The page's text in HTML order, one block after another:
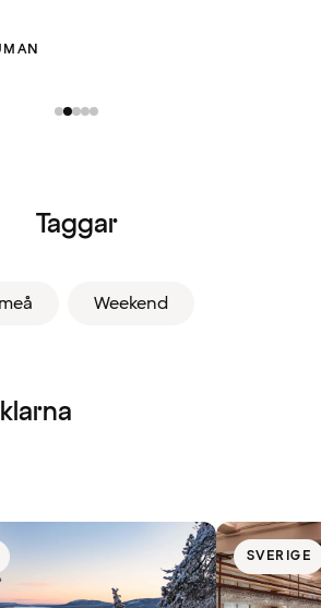
Taggar
Weekend
SVERIGE